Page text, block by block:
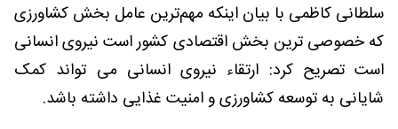
سلطانی کاظمی با بیان اینکه مهم‌ترین عامل بخش کشاورزی
که خصوصی ترین بخش اقتصادی کشور است نیروی انسانی
است تصریح کرد: ارتقاء نیروی انسانی می تواند کمک
شایانی به توسعه کشاورزی و امنیت غذایی داشته باشد.